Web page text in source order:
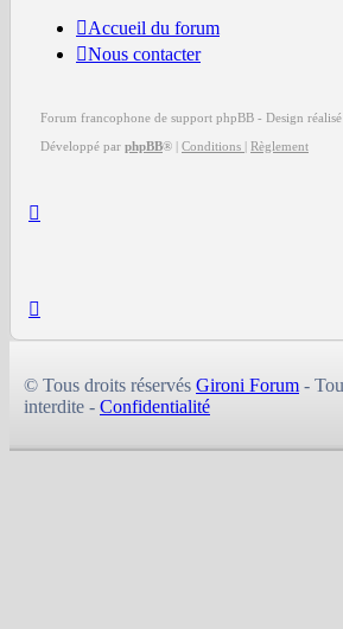
Accueil du forum
Nous contacter
Forum francophone de support phpBB - Design
Développé par phpBB® | Conditions | Règlement
© Tous droits réservés Gironi Forum -
interdite - Confidentialité